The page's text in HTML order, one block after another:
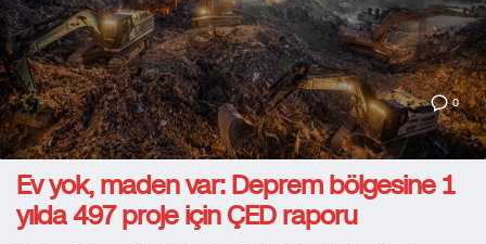
0
Ev yok, maden var: Deprem bölgesine 1
yılda 497 proje için ÇED raporu